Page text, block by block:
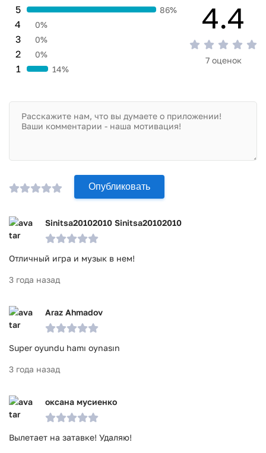
1 14%
2 0%
3 0%
4 0%
5 86% 4.4
7 оценок
Опубликовать
Sinitsa20102010 Sinitsa20102010
Отличный игра и музык в нем!
3 года назад
Araz Ahmadov
Super oyundu hamı oynasın
3 года назад
оксана мусиенко
Вылетает на затавке! Удаляю!